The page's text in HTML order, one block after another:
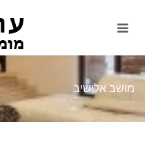
מושב אלישיב